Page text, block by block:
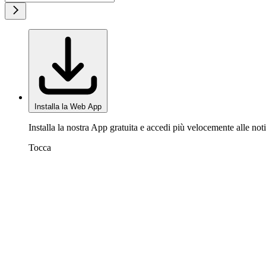
Installa la Web App
Installa la nostra App gratuita e accedi più velocemente alle
Tocca